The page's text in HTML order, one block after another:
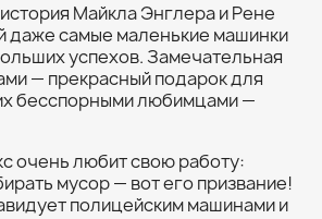
Майкла Энглера и Рене
даже самые маленькие машинки
успехов. Замечательная
— прекрасный подарок для
бесспорными любимцами —
очень любит свою работу:
мусор — вот его призвание!
полицейским машинами и